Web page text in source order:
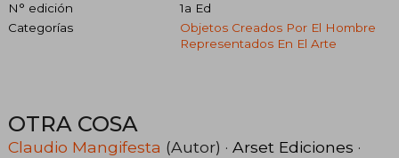
N° edición
1a Ed
Categorías
Objetos Creados Por El Hombre
Representados En El Arte
OTRA COSA
Claudio Mangifesta (Autor) · Arset Ediciones ·